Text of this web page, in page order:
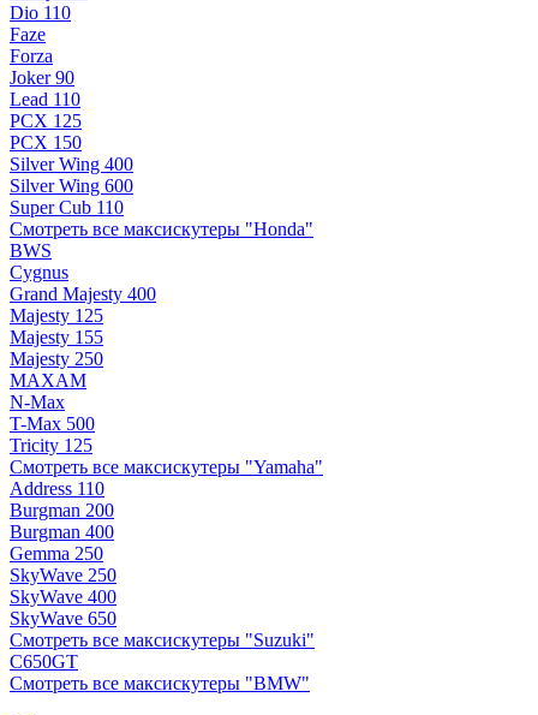
Dio 110
Faze
Forza
Joker 90
Lead 110
PCX 125
PCX 150
Silver Wing 400
Silver Wing 600
Super Cub 110
Смотреть все максискутеры "Honda"
BWS
Cygnus
Grand Majesty 400
Majesty 125
Majesty 155
Majesty 250
MAXAM
N-Max
T-Max 500
Tricity 125
Смотреть все максискутеры "Yamaha"
Address 110
Burgman 200
Burgman 400
Gemma 250
SkyWave 250
SkyWave 400
SkyWave 650
Смотреть все максискутеры "Suzuki"
C650GT
Смотреть все максискутеры "BMW"